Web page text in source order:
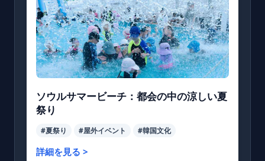
ソウルサマービーチ：都会の中の涼しい夏
祭り
#夏祭り #屋外イベント #韓国文化
詳細を見る >